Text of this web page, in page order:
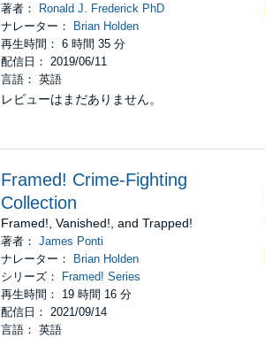
著者：
Ronald J. Frederick PhD
ナレーター：
Brian Holden
再生時間： 6 時間 35 分
配信日： 2019/06/11
言語： 英語
レビューはまだありません。
Framed! Crime-Fighting
Collection
Framed!, Vanished!, and Trapped!
著者：James Ponti
ナレーター：
Brian Holden
シリーズ：
Framed! Series
再生時間： 19 時間 16 分
配信日： 2021/09/14
言語： 英語